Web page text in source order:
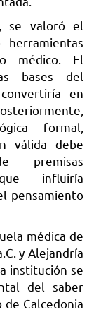
se valoró el
médico. El
bases del
en
formal,
válida debe
premisas
influiría
pensamiento
médica de
y Alejandría
institución se
del saber
Calcedonia